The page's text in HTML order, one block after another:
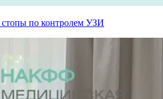
по контролем УЗИ